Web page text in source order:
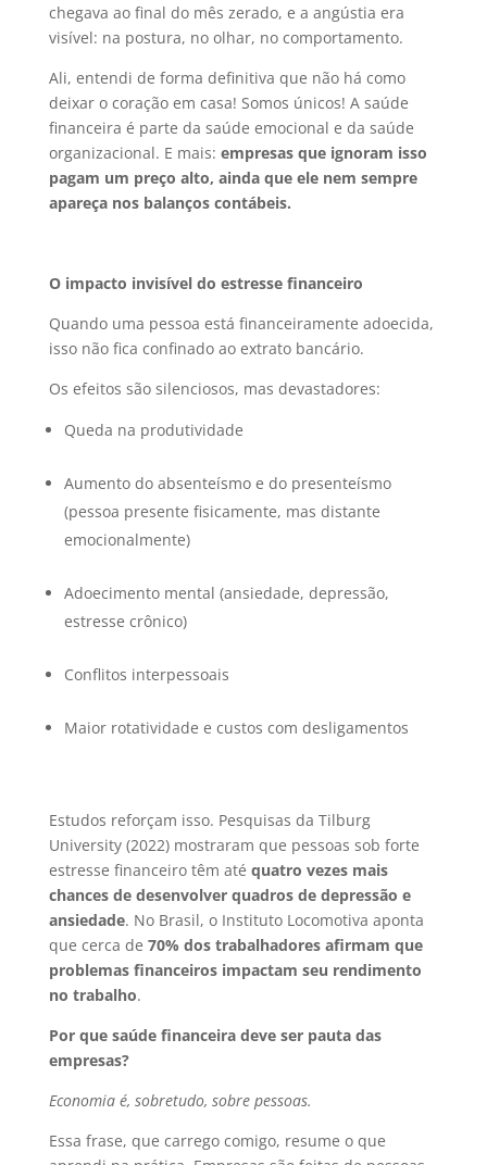
chegava ao final do mês zerado, e a angústia era
visível: na postura, no olhar, no comportamento.
Ali, entendi de forma definitiva que não há como
deixar o coração em casa! Somos únicos! A saúde
financeira é parte da saúde emocional e da saúde
organizacional. E mais: empresas que ignoram isso
pagam um preço alto, ainda que ele nem sempre
apareça nos balanços contábeis.
O impacto invisível do estresse financeiro
Quando uma pessoa está financeiramente adoecida,
isso não fica confinado ao extrato bancário.
Os efeitos são silenciosos, mas devastadores:
Queda na produtividade
Aumento do absenteísmo e do presenteísmo
(pessoa presente fisicamente, mas distante
emocionalmente)
Adoecimento mental (ansiedade, depressão,
estresse crônico)
Conflitos interpessoais
Maior rotatividade e custos com desligamentos
Estudos reforçam isso. Pesquisas da Tilburg
University (2022) mostraram que pessoas sob forte
estresse financeiro têm até quatro vezes mais
chances de desenvolver quadros de depressão e
ansiedade. No Brasil, o Instituto Locomotiva aponta
que cerca de 70% dos trabalhadores afirmam que
problemas financeiros impactam seu rendimento
no trabalho.
Por que saúde financeira deve ser pauta das
empresas?
Economia é, sobretudo, sobre pessoas.
Essa frase, que carrego comigo, resume o que